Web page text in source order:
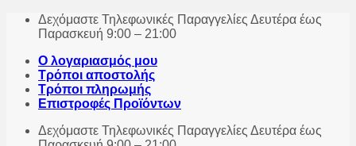
Skip
Δεχόμαστε Τηλεφωνικές Παραγγελίες Δευτέρα έως
Παρασκευή 9:00 – 21:00
Ο λογαριασμός μου
Τρόποι αποστολής
Τρόποι πληρωμής
Επιστροφές Προϊόντων
Δεχόμαστε Τηλεφωνικές Παραγγελίες Δευτέρα έως